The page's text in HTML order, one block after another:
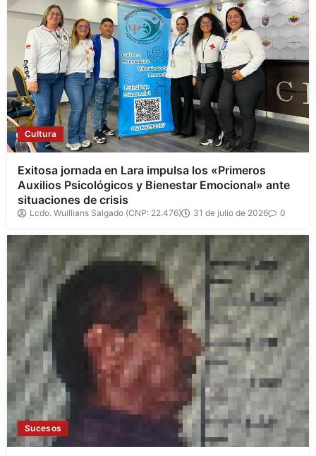
Cultura
Exitosa jornada en Lara impulsa los «Primeros
Auxilios Psicológicos y Bienestar Emocional» ante
situaciones de crisis
Lcdo. Wuillians Salgado (CNP: 22.476) 31 de julio de 2026 0
Sucesos